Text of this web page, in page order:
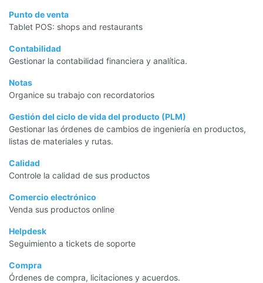
Punto de venta
Tablet POS: shops and restaurants
Contabilidad
Gestionar la contabilidad financiera y analítica.
Notas
Organice su trabajo con recordatorios
Gestión del ciclo de vida del producto (PLM)
Gestionar las órdenes de cambios de ingeniería en productos,
listas de materiales y rutas.
Calidad
Controle la calidad de sus productos
Comercio electrónico
Venda sus productos online
Helpdesk
Seguimiento a tickets de soporte
Compra
Órdenes de compra, licitaciones y acuerdos.